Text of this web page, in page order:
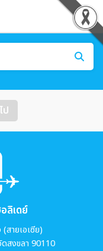
วร์
ป
ลิเดย์
สายเอเซีย)
สงขลา 90110